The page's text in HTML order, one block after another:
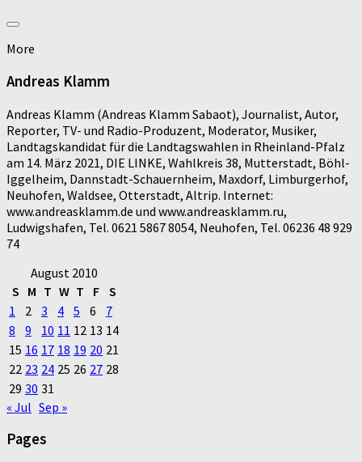
More
Andreas Klamm
Andreas Klamm (Andreas Klamm Sabaot), Journalist, Autor,
Reporter, TV- und Radio-Produzent, Moderator, Musiker,
Landtagskandidat für die Landtagswahlen in Rheinland-Pfalz
am 14. März 2021, DIE LINKE, Wahlkreis 38, Mutterstadt, Böhl-
Iggelheim, Dannstadt-Schauernheim, Maxdorf, Limburgerhof,
Neuhofen, Waldsee, Otterstadt, Altrip. Internet:
www.andreasklamm.de und www.andreasklamm.ru,
Ludwigshafen, Tel. 0621 5867 8054, Neuhofen, Tel. 06236 48 929
74
August 2010
S M T W T F S
1
2 3 4 5 6
7
8
9 10 11 12 13 14
15 16 17 18 19 20 21
22 23 24 25 26 27 28
29 30 31
« Jul Sep »
Pages